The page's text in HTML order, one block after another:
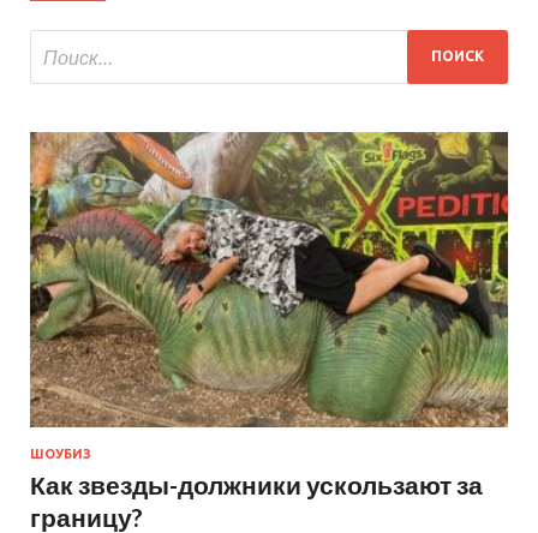
ШОУБИЗ
Как звезды-должники ускользают за
границу?